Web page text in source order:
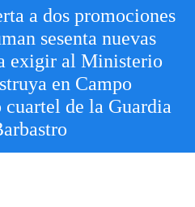
a dos promociones
sesenta nuevas
exigir al Ministerio
en Campo
de la Guardia